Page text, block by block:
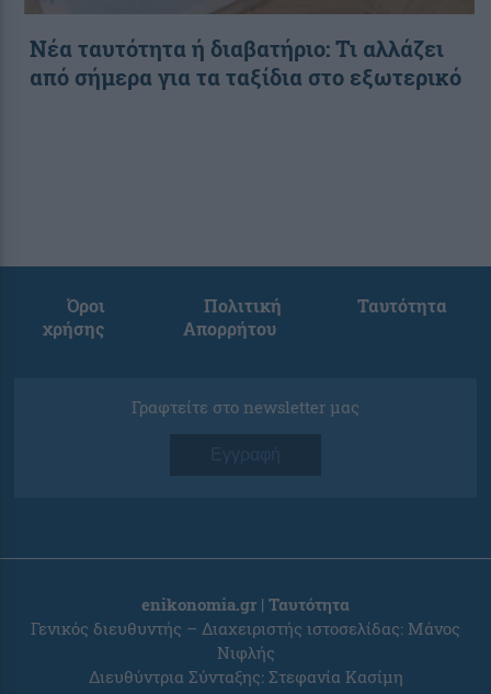
Νέα ταυτότητα ή διαβατήριο: Τι αλλάζει
από σήμερα για τα ταξίδια στο εξωτερικό
Όροι
χρήσης
Πολιτική
Απορρήτου
Ταυτότητα
Γραφτείτε στο newsletter μας
Εγγραφή
enikonomia.gr | Ταυτότητα
Γενικός διευθυντής – Διαχειριστής ιστοσελίδας: Μάνος
Νιφλής
Διευθύντρια Σύνταξης: Στεφανία Κασίμη